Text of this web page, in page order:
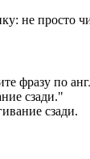
не просто
фразу по
сзади."
сзади.